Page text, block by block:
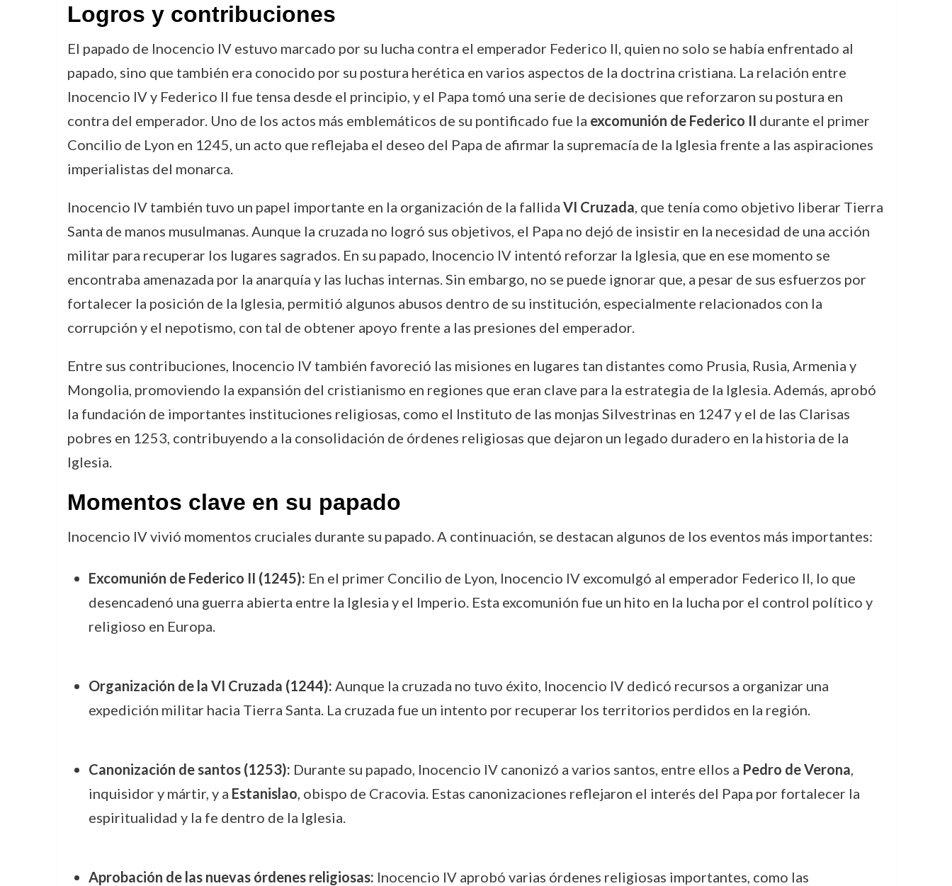
Logros y contribuciones
El papado de Inocencio IV estuvo marcado por su lucha contra el emperador Federico II, quien no solo se había enfrentado al
papado, sino que también era conocido por su postura herética en varios aspectos de la doctrina cristiana. La relación entre
Inocencio IV y Federico II fue tensa desde el principio, y el Papa tomó una serie de decisiones que reforzaron su postura en
contra del emperador. Uno de los actos más emblemáticos de su pontificado fue la excomunión de Federico II durante el primer
Concilio de Lyon en 1245, un acto que reflejaba el deseo del Papa de afirmar la supremacía de la Iglesia frente a las aspiraciones
imperialistas del monarca.
Inocencio IV también tuvo un papel importante en la organización de la fallida VI Cruzada, que tenía como objetivo liberar Tierra
Santa de manos musulmanas. Aunque la cruzada no logró sus objetivos, el Papa no dejó de insistir en la necesidad de una acción
militar para recuperar los lugares sagrados. En su papado, Inocencio IV intentó reforzar la Iglesia, que en ese momento se
encontraba amenazada por la anarquía y las luchas internas. Sin embargo, no se puede ignorar que, a pesar de sus esfuerzos por
fortalecer la posición de la Iglesia, permitió algunos abusos dentro de su institución, especialmente relacionados con la
corrupción y el nepotismo, con tal de obtener apoyo frente a las presiones del emperador.
Entre sus contribuciones, Inocencio IV también favoreció las misiones en lugares tan distantes como Prusia, Rusia, Armenia y
Mongolia, promoviendo la expansión del cristianismo en regiones que eran clave para la estrategia de la Iglesia. Además, aprobó
la fundación de importantes instituciones religiosas, como el Instituto de las monjas Silvestrinas en 1247 y el de las Clarisas
pobres en 1253, contribuyendo a la consolidación de órdenes religiosas que dejaron un legado duradero en la historia de la
Iglesia.
Momentos clave en su papado
Inocencio IV vivió momentos cruciales durante su papado. A continuación, se destacan algunos de los eventos más importantes:
Excomunión de Federico II (1245): En el primer Concilio de Lyon, Inocencio IV excomulgó al emperador Federico II, lo que
desencadenó una guerra abierta entre la Iglesia y el Imperio. Esta excomunión fue un hito en la lucha por el control político y
religioso en Europa.
Organización de la VI Cruzada (1244): Aunque la cruzada no tuvo éxito, Inocencio IV dedicó recursos a organizar una
expedición militar hacia Tierra Santa. La cruzada fue un intento por recuperar los territorios perdidos en la región.
Canonización de santos (1253): Durante su papado, Inocencio IV canonizó a varios santos, entre ellos a Pedro de Verona,
inquisidor y mártir, y a Estanislao, obispo de Cracovia. Estas canonizaciones reflejaron el interés del Papa por fortalecer la
espiritualidad y la fe dentro de la Iglesia.
Aprobación de las nuevas órdenes religiosas: Inocencio IV aprobó varias órdenes religiosas importantes, como las